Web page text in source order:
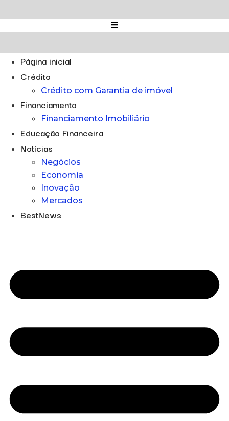
para
o
Página inicial
Crédito
Crédito com Garantia de imóvel
Financiamento
Financiamento Imobiliário
Educação Financeira
Notícias
Negócios
Economia
Inovação
Mercados
BestNews